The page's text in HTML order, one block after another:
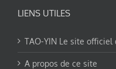
LIENS UTILES
TAO-YIN Le site officiel
A propos de ce site